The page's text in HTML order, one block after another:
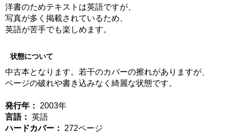
洋書のためテキストは英語ですが、
写真が多く掲載されているため、
英語が苦手でも楽しめます。
状態について
中古本となります。若干のカバーの擦れがありますが、
ページの破れや書き込みなく綺麗な状態です。
発行年：
2003年
言語： 英語
ハードカバー：
272ページ